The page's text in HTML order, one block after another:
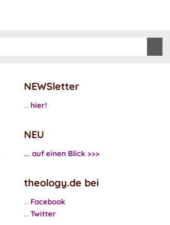
NEWSletter
... hier!
NEU
... auf einen Blick >>>
theology.de bei
... Facebook
... Twitter